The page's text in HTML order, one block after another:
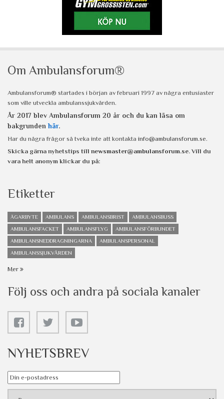
Om Ambulansforum®
Ambulansforum® startades i början av februari 1997 av några entusiaster
som ville utveckla ambulanssjukvården.
År 2017 blev Ambulansforum 20 år och du kan läsa om
bakgrunden här.
Har du några frågor så tveka inte att kontakta info@ambulansforum.se.
Skicka gärna nyhetstips till newsmaster@ambulansforum.se. Vill du
vara helt anonym klickar du på:
Etiketter
ÄGARBYTE AMBULANS AMBULANSBRIST
AMBULANSBUSS
AMBULANSFACKET
AMBULANSFLYG
AMBULANSFÖRBUNDET
AMBULANSNEDDRAGNINGARNA
AMBULANSPERSONAL
AMBULANSSJUKVÅRDEN
Mer
Följ oss och andra på sociala kanaler
NYHETSBREV